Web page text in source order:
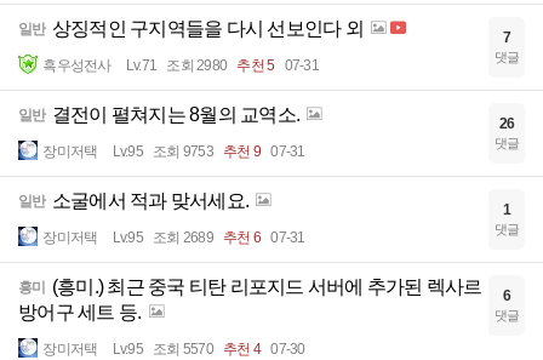
일반 상징적인 구지역들을 다시 선보인다 외
흑우성전사 Lv.71 조회 2980 추천 5 07-31
7
댓글
일반 결전이 펼쳐지는 8월의 교역소.
장미저택 Lv.95 조회 9753 추천 9 07-31
26
댓글
일반 소굴에서 적과 맞서세요.
장미저택 Lv.95 조회 2689 추천 6 07-31
1
댓글
흥미
(흥미.) 최근 중국 티탄 리포지드 서버에 추가된 렉사르
방어구 세트 등.
장미저택 Lv.95 조회 5570 추천 4 07-30
6
댓글